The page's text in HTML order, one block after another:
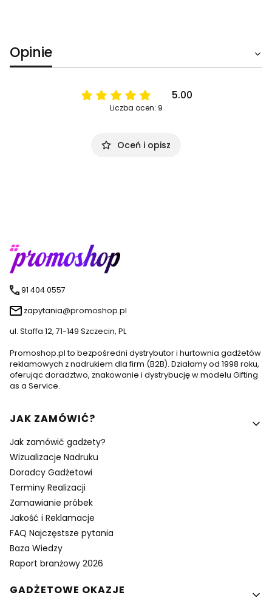
Opinie
5.00
Liczba ocen: 9
Oceń i opisz
91 404 0557
zapytania@promoshop.pl
ul. Staffa 12, 71-149 Szczecin, PL
Promoshop.pl to bezpośredni dystrybutor i hurtownia gadżetów
reklamowych z nadrukiem dla firm (B2B). Działamy od 1998 roku,
oferując doradztwo, znakowanie i dystrybucję w modelu Gifting
as a Service.
Linki w stopce
JAK ZAMÓWIĆ?
Jak zamówić gadżety?
Wizualizacje Nadruku
Doradcy Gadżetowi
Terminy Realizacji
Zamawianie próbek
Jakość i Reklamacje
FAQ Najczęstsze pytania
Baza Wiedzy
Raport branżowy 2026
GADŻETOWE OKAZJE